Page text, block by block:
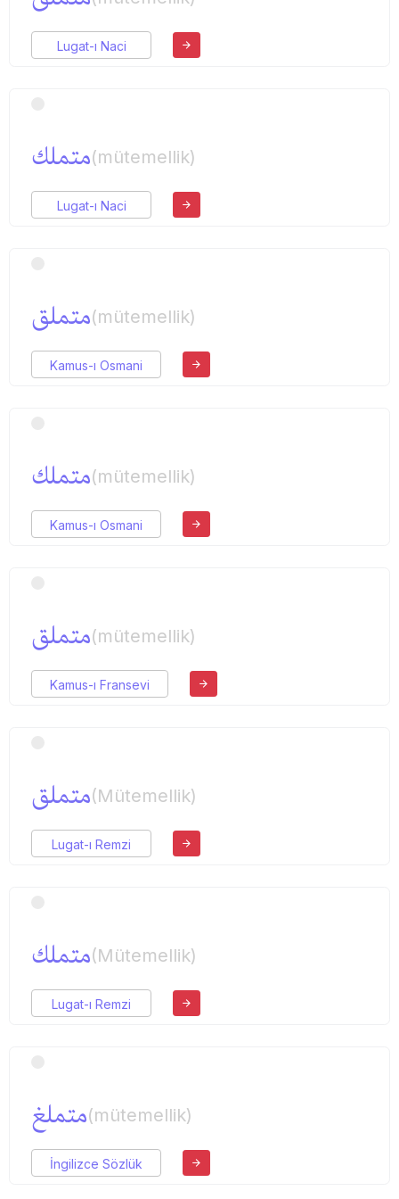
Lugat-ı Naci
متملك(mütemellik)
Lugat-ı Naci
متملق(mütemellik)
Kamus-ı Osmani
متملك(mütemellik)
Kamus-ı Osmani
متملق(mütemellik)
Kamus-ı Fransevi
متملق(Mütemellik)
Lugat-ı Remzi
متملك(Mütemellik)
Lugat-ı Remzi
متملغ(mütemellik)
İngilizce Sözlük